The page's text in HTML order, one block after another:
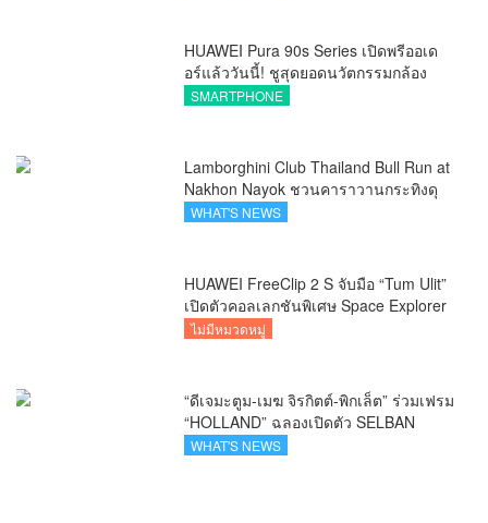
HUAWEI Pura 90s Series เปิดพรีออเด
อร์แล้ววันนี้! ชูสุดยอดนวัตกรรมกล้อง
พร้อม AI อัจฉริยะและ 5G Advanced
SMARTPHONE
Lamborghini Club Thailand Bull Run at
Nakhon Nayok ชวนคาราวานกระทิงดุ
สัมผัสธรรมชาติเมืองรอง ณ นครนายก
WHAT'S NEWS
HUAWEI FreeClip 2 S จับมือ “Tum Ulit”
เปิดตัวคอลเลกชันพิเศษ Space Explorer
ถ่ายทอดศิลปะบนเคสหูฟัง
ไม่มีหมวดหมู่
“ดีเจมะตูม-เมฆ จิรกิตต์-พิกเล็ต” ร่วมเฟรม
“HOLLAND” ฉลองเปิดตัว SELBAN
แบรนด์แฟชั่นครีเอทีฟ เชื่อมคัลเจอร์ไทย-
WHAT'S NEWS